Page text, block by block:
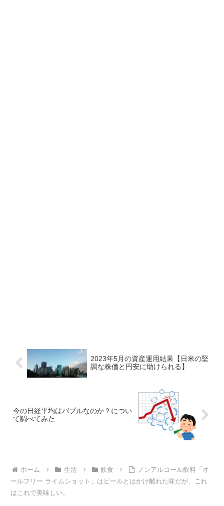
2023年5月の資産運用結果【日米の堅
調な株価と円安に助けられる】
今の日経平均はバブルなのか？につい
て調べてみた
ホーム 生活 飲食
ノンアルコール飲料「オ
ールフリー ライムショット」はビールとはかけ離れた味だが、これ
はこれで美味しい。